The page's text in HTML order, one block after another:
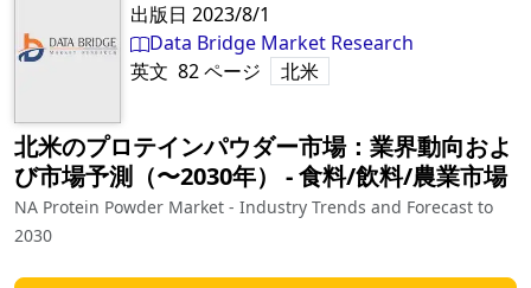
出版日 2023/8/1
Data Bridge Market Research
英文 82ページ 北米
北米のプロテインパウダー市場：業界動向およ
び市場予測（〜2030年）
‐食料/飲料/農業市場
NA Protein Powder Market - Industry Trends and Forecast to
2030